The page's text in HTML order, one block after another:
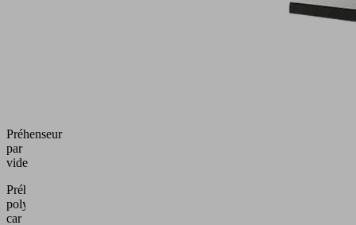
Préhenseur
par
vide
Préhenseur
polyvalent
car